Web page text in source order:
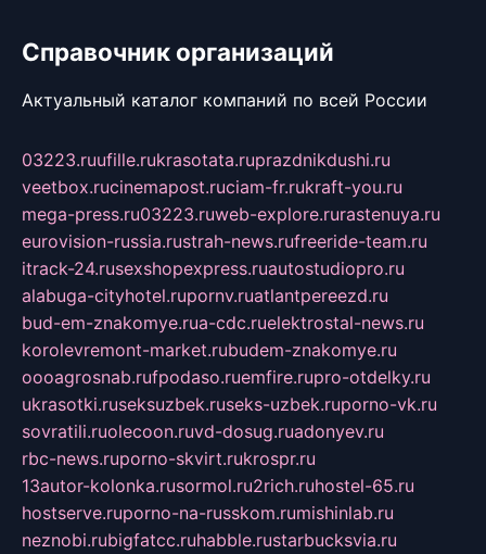
Справочник организаций
Актуальный каталог компаний по всей России
03223.ruufille.rukrasotata.ruprazdnikdushi.ru
veetbox.rucinemapost.ruciam-fr.rukraft-you.ru
mega-press.ru03223.ruweb-explore.rurastenuya.ru
eurovision-russia.rustrah-news.rufreeride-team.ru
itrack-24.rusexshopexpress.ruautostudiopro.ru
alabuga-cityhotel.rupornv.ruatlantpereezd.ru
bud-em-znakomye.rua-cdc.ruelektrostal-news.ru
korolevremont-market.rubudem-znakomye.ru
oooagrosnab.rufpodaso.ruemfire.rupro-otdelky.ru
ukrasotki.ruseksuzbek.ruseks-uzbek.ruporno-vk.ru
sovratili.ruolecoon.ruvd-dosug.ruadonyev.ru
rbc-news.ruporno-skvirt.rukrospr.ru
13autor-kolonka.rusormol.ru2rich.ruhostel-65.ru
hostserve.ruporno-na-russkom.rumishinlab.ru
neznobi.rubigfatcc.ruhabble.rustarbucksvia.ru